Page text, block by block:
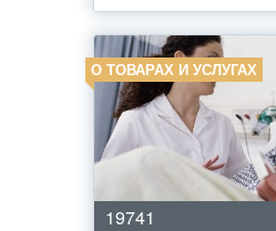
О ТОВАРАХ И УСЛУГАХ
19741